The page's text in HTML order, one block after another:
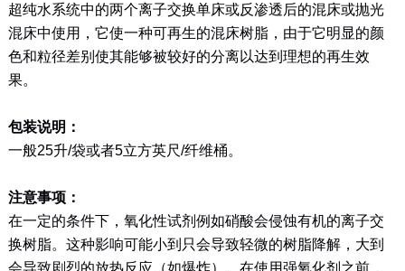
超纯水系统中的两个离子交换单床或反渗透后的混床或抛光
混床中使用，它使一种可再生的混床树脂，由于它明显的颜
色和粒径差别使其能够被较好的分离以达到理想的再生效
果。
包装说明：
一般25升/袋或者5立方英尺/纤维桶。
注意事项：
在一定的条件下，氧化性试剂例如硝酸会侵蚀有机的离子交
换树脂。这种影响可能小到只会导致轻微的树脂降解，大到
会导致剧烈的放热反应（如爆炸）。在使用强氧化剂之前，